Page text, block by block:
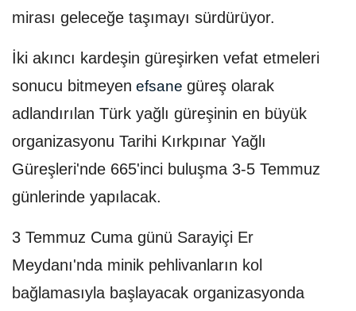
mirası geleceğe taşımayı sürdürüyor.
İki akıncı kardeşin güreşirken vefat etmeleri
sonucu bitmeyen efsane güreş olarak
adlandırılan Türk yağlı güreşinin en büyük
organizasyonu Tarihi Kırkpınar Yağlı
Güreşleri'nde 665'inci buluşma 3-5 Temmuz
günlerinde yapılacak.
3 Temmuz Cuma günü Sarayiçi Er
Meydanı'nda minik pehlivanların kol
bağlamasıyla başlayacak organizasyonda